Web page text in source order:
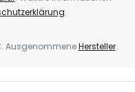
.
AusgenommeneHersteller.